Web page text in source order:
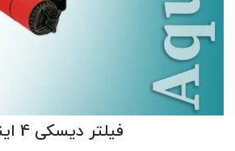
فیلتر دیسکی 4 اینچ